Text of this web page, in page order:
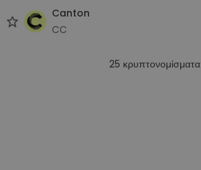
Canton
CC
25 κρυπτονομίσματα